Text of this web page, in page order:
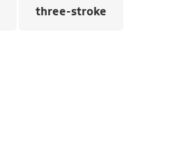
three-stroke